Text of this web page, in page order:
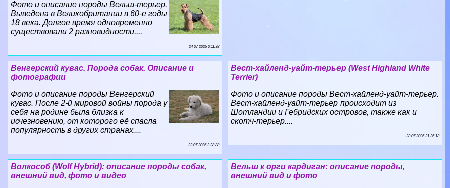
Фото и описание породы Вельш-терьер.
Выведена в Великобритании в 60-е годы
18 века. Долгое время одновременно
существовали 2 разновидности....
24 07 2026 0:11:38
Вест-хайленд-уайт-терьер (West Highland White
Terrier)
Фото и описание породы Вест-хайленд-уайт-терьер.
Вест-хайленд-уайт-терьер происходит из
Шотландии и Гебридских островов, также как и
скотч-терьер....
23 07 2026 21:26:13
Венгерский кувас. Порода собак. Описание и
фотографии
Фото и описание породы Венгерский
кувас. После 2-й мировой войны порода у
себя на родине была близка к
исчезновению, от которого её спасла
популярность в других странах....
22 07 2026 2:28:38
Вельш к opги кардиган: описание породы,
внешний вид и фото
Волкособ (Wolf Hybrid): описание породы собак,
внешний вид, фото и видео